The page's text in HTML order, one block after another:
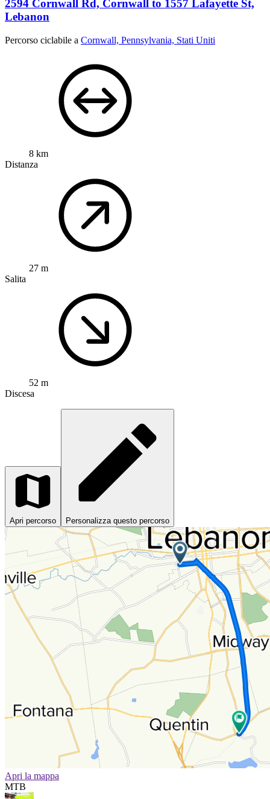
2594 Cornwall Rd, Cornwall to 1557 Lafayette St,
Lebanon
Percorso ciclabile a Cornwall, Pennsylvania, Stati Uniti
8 km
Distanza
27 m
Salita
52 m
Discesa
Apri percorso Personalizza questo percorso
Apri la mappa
MTB